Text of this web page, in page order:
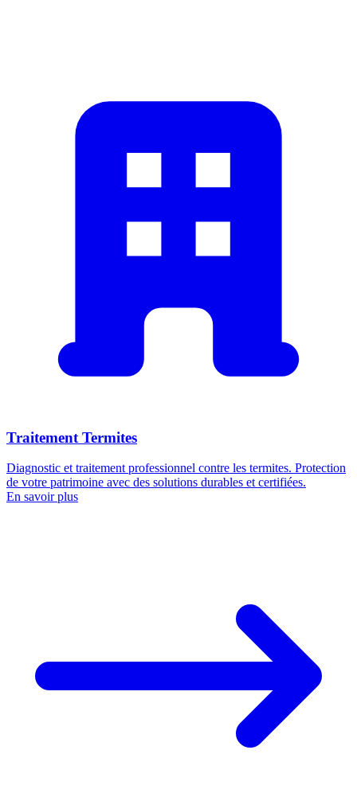
Traitement Termites
Diagnostic et traitement professionnel contre les termites. Protection
de votre patrimoine avec des solutions durables et certifiées.
En savoir plus